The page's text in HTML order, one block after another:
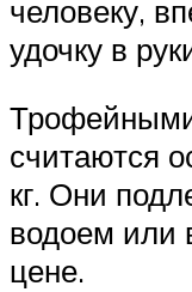
человеку,
удочку в
считаются
кг. Они
водоем или
цене.